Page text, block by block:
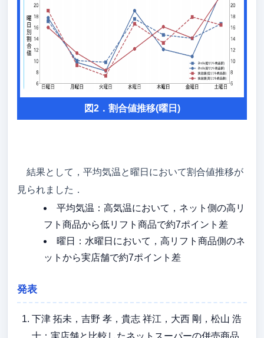
図2．割合値推移(曜日)
結果として，平均気温と曜日において割合値推移が
見られました．
平均気温：高気温において，ネット側の高リ
フト商品から低リフト商品で約7ポイント差
曜日：水曜日において，高リフト商品側のネ
ットから実店舗で約7ポイント差
発表
下津 拓未，吉野 孝，貴志 祥江，大西 剛，松山 浩
士：実店舗と比較したネットスーパーの併売商品